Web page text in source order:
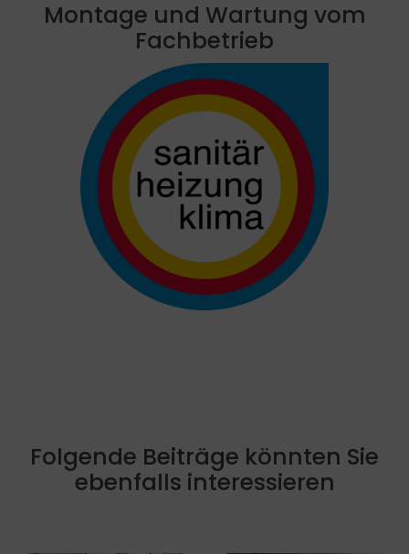
Montage und Wartung vom
Fachbetrieb
Folgende Beiträge könnten Sie
ebenfalls interessieren